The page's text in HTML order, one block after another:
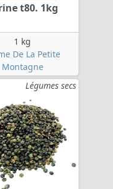
t80. 1kg
1 kg
De La Petite
Montagne
Légumes secs